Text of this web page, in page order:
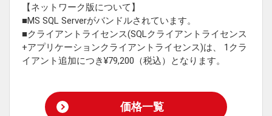
【ネットワーク版について】
■MS SQL Serverがバンドルされています。
■クライアントライセンス(SQLクライアントライセンス
+アプリケーションクライアントライセンス)は、 1クラ
イアント追加につき¥79,200（税込）となります。
価格一覧